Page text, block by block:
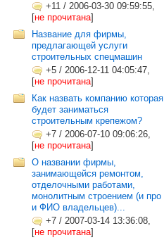
+11 / 2006-03-30 09:59:55,
[не прочитана]
Название для фирмы,
предлагающей услуги
строительных спецмашин
+5 / 2006-12-11 04:05:47,
[не прочитана]
Как назвать компанию которая
будет заниматься
строительным крепежом?
+7 / 2006-07-10 09:06:26,
[не прочитана]
О названии фирмы,
занимающейся ремонтом,
отделочными работами,
монолитным строением (и про
и ФИО владельцев)...
+7 / 2007-03-14 13:36:08,
[не прочитана]